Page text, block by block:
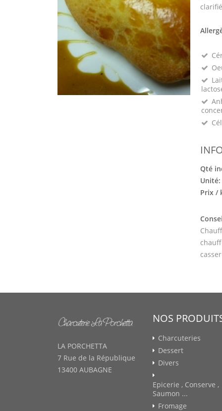
Qté
Unité:
Prix /
LA PORCHETTA
7 Rue de la République
13400 AUBAGNE
NOS
Charcuteries
Dessert
Divers
Epicerie , Conserve ,
Saumon ...
Fromage